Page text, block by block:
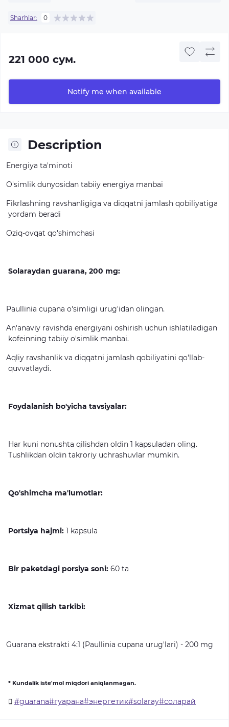
Sharhlar: 0
221 000 сум.
Notify me when available
Description
Energiya ta'minoti
O'simlik dunyosidan tabiiy energiya manbai
Fikrlashning ravshanligiga va diqqatni jamlash qobiliyatiga
yordam beradi
Oziq-ovqat qo'shimchasi
Solaraydan guarana, 200 mg:
Paullinia cupana o'simligi urug'idan olingan.
An'anaviy ravishda energiyani oshirish uchun ishlatiladigan
kofeinning tabiiy o'simlik manbai.
Aqliy ravshanlik va diqqatni jamlash qobiliyatini qo'llab-
quvvatlaydi.
Foydalanish bo'yicha tavsiyalar:
Har kuni nonushta qilishdan oldin 1 kapsuladan oling.
Tushlikdan oldin takroriy uchrashuvlar mumkin.
Qo'shimcha ma'lumotlar:
Portsiya hajmi: 1 kapsula
Bir paketdagi porsiya soni: 60 ta
Xizmat qilish tarkibi:
Guarana ekstrakti 4:1 (Paullinia cupana urug'lari) - 200 mg
* Kundalik iste'mol miqdori aniqlanmagan.
#guarana#гуарана#энергетик#solaray#соларай